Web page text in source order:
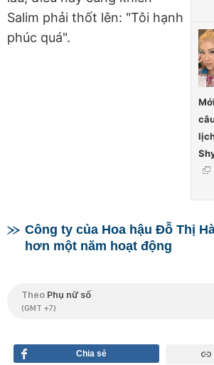
Salim phải thốt lên: "Tôi hạnh
phúc quá".
Công ty của Hoa hậu Đỗ Thị
hơn một năm hoạt động
Theo Phụ nữ số
(GMT +7)
Chia sẻ